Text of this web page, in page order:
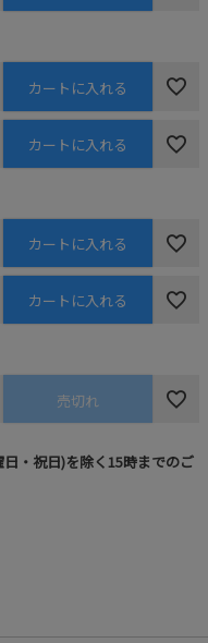
カートに入れる
カートに入れる
カートに入れる
カートに入れる
売切れ
・祝日)を除く15時までのご